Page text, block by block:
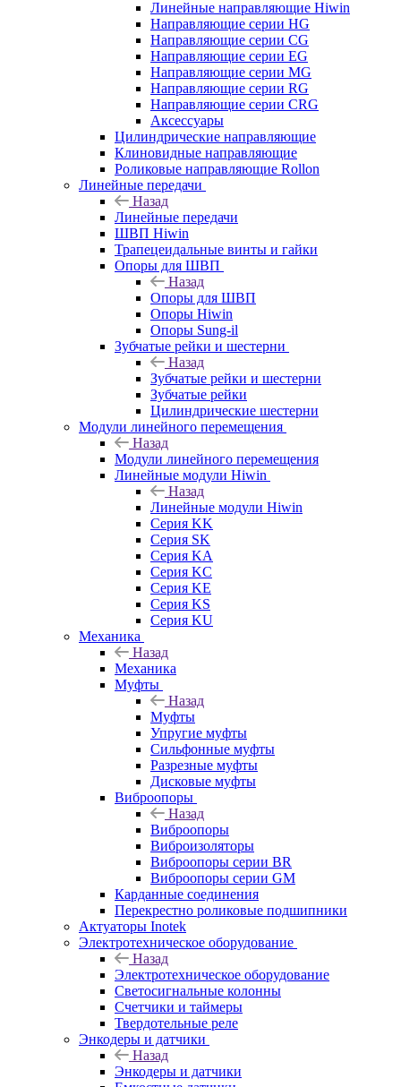
Линейные направляющие Hiwin
Направляющие серии HG
Направляющие серии CG
Направляющие серии EG
Направляющие серии MG
Направляющие серии RG
Направляющие серии CRG
Аксессуары
Цилиндрические направляющие
Клиновидные направляющие
Роликовые направляющие Rollon
Линейные передачи
Назад
Линейные передачи
ШВП Hiwin
Трапецеидальные винты и гайки
Опоры для ШВП
Назад
Опоры для ШВП
Опоры Hiwin
Опоры Sung-il
Зубчатые рейки и шестерни
Назад
Зубчатые рейки и шестерни
Зубчатые рейки
Цилиндрические шестерни
Модули линейного перемещения
Назад
Модули линейного перемещения
Линейные модули Hiwin
Назад
Линейные модули Hiwin
Серия KK
Серия SK
Серия KA
Серия KC
Серия KE
Серия KS
Серия KU
Механика
Назад
Механика
Муфты
Назад
Муфты
Упругие муфты
Сильфонные муфты
Разрезные муфты
Дисковые муфты
Виброопоры
Назад
Виброопоры
Виброизоляторы
Виброопоры серии BR
Виброопоры серии GM
Карданные соединения
Перекрестно роликовые подшипники
Актуаторы Inotek
Электротехническое оборудование
Назад
Электротехническое оборудование
Светосигнальные колонны
Счетчики и таймеры
Твердотельные реле
Энкодеры и датчики
Назад
Энкодеры и датчики